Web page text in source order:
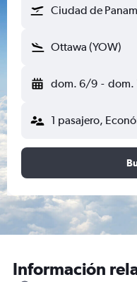
Ciudad de
Ottawa (YOW)
dom. 6/9 - dom.
1 pasajero,
Información